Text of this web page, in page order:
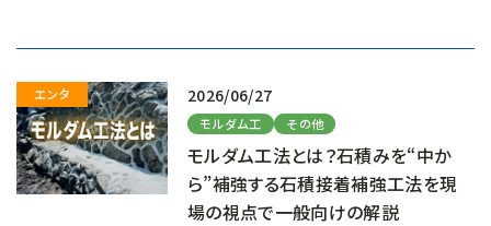
2026/06/27
モルダム工 その他
モルダム工法とは？石積みを“中か
ら”補強する石積接着補強工法を現
場の視点で一般向けの解説